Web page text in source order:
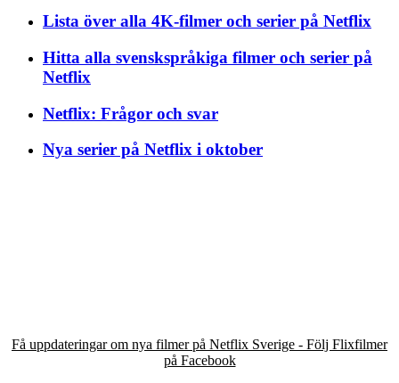
Lista över alla 4K-filmer och serier på Netflix
Hitta alla svenskspråkiga filmer och serier på
Netflix
Netflix: Frågor och svar
Nya serier på Netflix i oktober
Få uppdateringar om nya filmer på Netflix Sverige - Följ Flixfilmer
på Facebook